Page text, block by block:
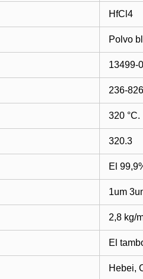
HfCl4
Polvo
13499-
236-
320 °C.
320.3
El
1um
2,8 kg/
El
Hebei,